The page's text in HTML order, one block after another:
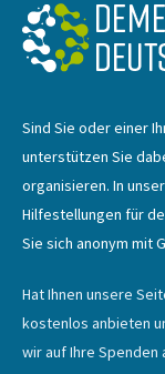
Sind Sie oder einer
unterstützen Sie
organisieren. In
Hilfestellungen für
Sie sich anonym mit
Hat Ihnen unsere
kostenlos anbieten
wir auf Ihre Spenden